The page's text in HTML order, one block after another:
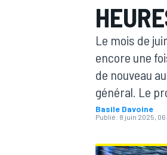
MOTOGP
Le mois de
encore une
de nouveau
général. Le
Basile Davoine
Publié: 8 juin 2025,